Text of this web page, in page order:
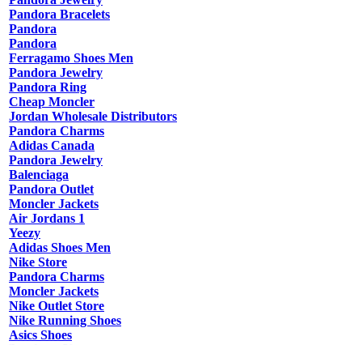
Pandora Bracelets
Pandora
Pandora
Ferragamo Shoes Men
Pandora Jewelry
Pandora Ring
Cheap Moncler
Jordan Wholesale Distributors
Pandora Charms
Adidas Canada
Pandora Jewelry
Balenciaga
Pandora Outlet
Moncler Jackets
Air Jordans 1
Yeezy
Adidas Shoes Men
Nike Store
Pandora Charms
Moncler Jackets
Nike Outlet Store
Nike Running Shoes
Asics Shoes